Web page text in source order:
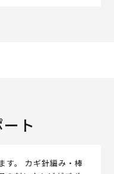
ト
す。 カギ針編み・棒